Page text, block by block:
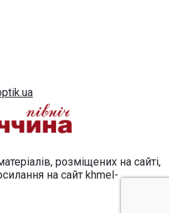
розміщених на сайті,
на сайт khmel-